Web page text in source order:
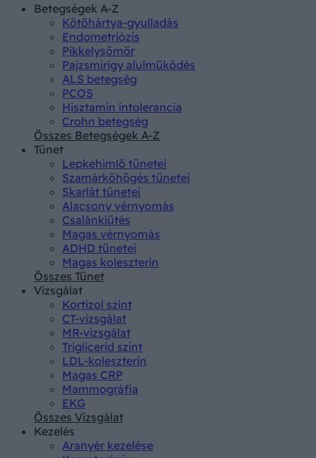
Betegségek A-Z
Kötőhártya-gyulladás
Endometriózis
Pikkelysömör
Pajzsmirigy alulműködés
ALS betegség
PCOS
Hisztamin intolerancia
Crohn betegség
Összes Betegségek A-Z
Tünet
Lepkehimlő tünetei
Szamárköhögés tünetei
Skarlát tünetei
Alacsony vérnyomás
Csalánkiütés
Magas vérnyomás
ADHD tünetei
Magas koleszterin
Összes Tünet
Vizsgálat
Kortizol szint
CT-vizsgálat
MR-vizsgálat
Triglicerid szint
LDL-koleszterin
Magas CRP
Mammográfia
EKG
Összes Vizsgálat
Kezelés
Aranyér kezelése